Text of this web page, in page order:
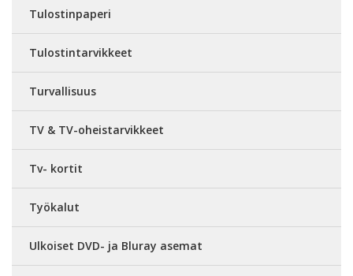
Tulostinpaperi
Tulostintarvikkeet
Turvallisuus
TV & TV-oheistarvikkeet
Tv- kortit
Työkalut
Ulkoiset DVD- ja Bluray asemat